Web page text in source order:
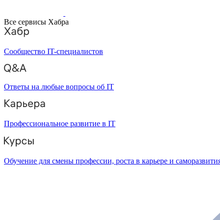
Все сервисы Хабра
Сообщество IT-специалистов
Ответы на любые вопросы об IT
Профессиональное развитие в IT
Обучение для смены профессии, роста в карьере и